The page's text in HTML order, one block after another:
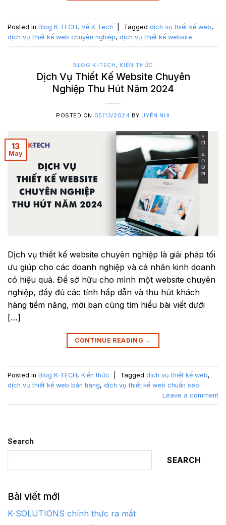
Posted in Blog K-TECH, Về K-Tech Tagged dịch vụ thiết kế web,
dịch vụ thiết kế web chuyên nghiệp, dịch vụ thiết kế website
BLOG K-TECH KIẾN THỨC
Dịch Vụ Thiết Kế Website Chuyên
Nghiệp Thu Hút Năm 2024
POSTED ON 05/13/2024 BY UYÊN NHI
13
May
Dịch vụ thiết kế website chuyên nghiệp là giải pháp tối
ưu giúp cho các doanh nghiệp và cá nhân kinh doanh
có hiệu quả. Để sở hữu cho mình một website chuyên
nghiệp, đầy đủ các tính hấp dẫn và thu hút khách
hàng tiềm năng, mời bạn cùng tìm hiểu bài viết dưới
[…]
CONTINUE READING →
Posted in Blog K-TECH, Kiến thức Tagged dịch vụ thiết kế web,
dịch vụ thiết kế web bán hàng, dịch vụ thiết kế web chuẩn seo
Leave a comment
Search
SEARCH
Bài viết mới
K-SOLUTIONS chính thức ra mắt